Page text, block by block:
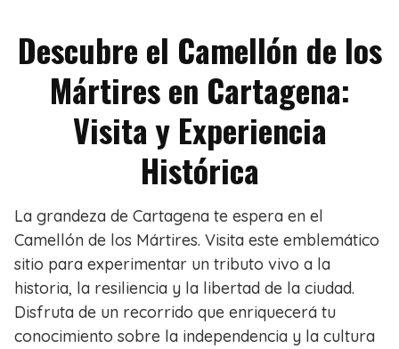
Descubre el Camellón de los
Mártires en Cartagena:
Visita y Experiencia
Histórica
La grandeza de Cartagena te espera en el
Camellón de los Mártires. Visita este emblemático
sitio para experimentar un tributo vivo a la
historia, la resiliencia y la libertad de la ciudad.
Disfruta de un recorrido que enriquecerá tu
conocimiento sobre la independencia y la cultura